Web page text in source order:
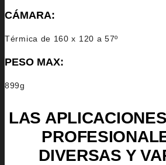
CÁMARA:
Térmica de 160 x 120 a 57º
PESO MAX:
899g
LAS
DIVERSAS Y